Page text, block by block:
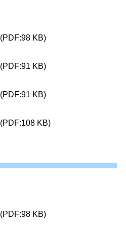
(PDF:98 KB)
(PDF:91 KB)
(PDF:91 KB)
(PDF:108 KB)
(PDF:98 KB)